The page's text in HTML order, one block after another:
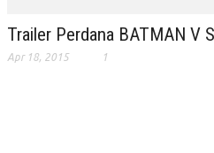
Trailer Perdana BATMAN V
Apr 18, 2015 1